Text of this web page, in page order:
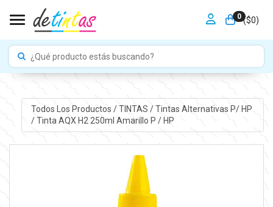
0 ($0)
Toggle navigation
Todos Los Productos /TINTAS /Tintas Alternativas P/ HP
/Tinta AQX H2 250ml Amarillo P / HP